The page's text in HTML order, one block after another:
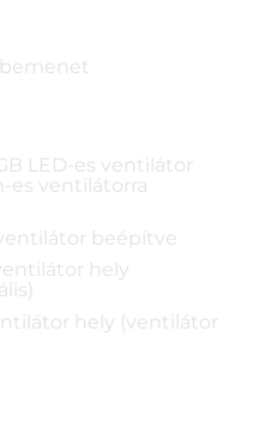
LED-es ventilátor
es ventilátorra
beépítve
hely
hely (ventilátor